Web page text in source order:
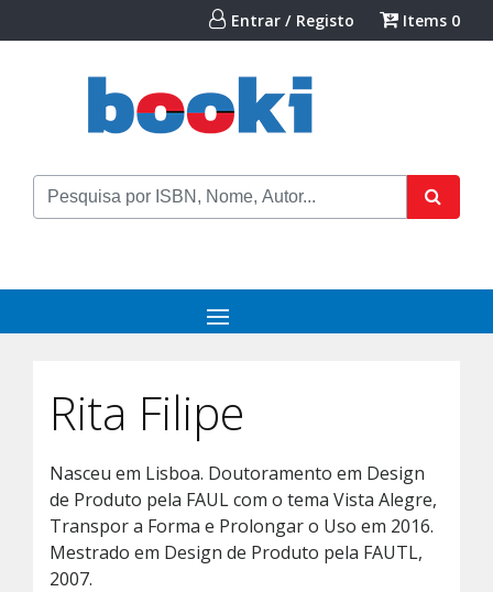
Entrar / Registo Items 0
Rita Filipe
Nasceu em Lisboa. Doutoramento em Design
de Produto pela FAUL com o tema Vista Alegre,
Transpor a Forma e Prolongar o Uso em 2016.
Mestrado em Design de Produto pela FAUTL,
2007.